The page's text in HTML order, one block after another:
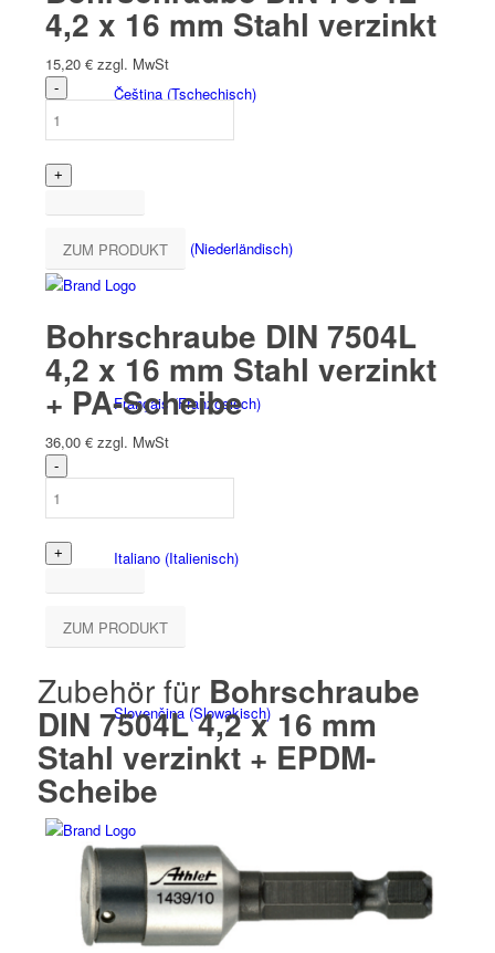
Čeština(Tschechisch)
Nederlands (Niederländisch)
Français(Französisch)
Italiano(Italienisch)
Slovenčina(Slowakisch)
Slovenščina(Slowenisch)
4,2 x 16 mm Stahl verzinkt
15,20 € zzgl. MwSt
ZUM PRODUKT
Bohrschraube DIN 7504L
4,2 x 16 mm Stahl verzinkt
+ PA-Scheibe
36,00 € zzgl. MwSt
ZUM PRODUKT
Zubehör fürBohrschraube
DIN 7504L 4,2 x 16 mm
Stahl verzinkt + EPDM-
Scheibe